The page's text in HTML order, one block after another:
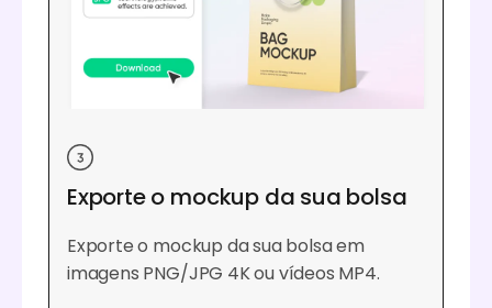
Exporte o mockup da sua bolsa
Exporte o mockup da sua bolsa em
imagens PNG/JPG 4K ou vídeos MP4.